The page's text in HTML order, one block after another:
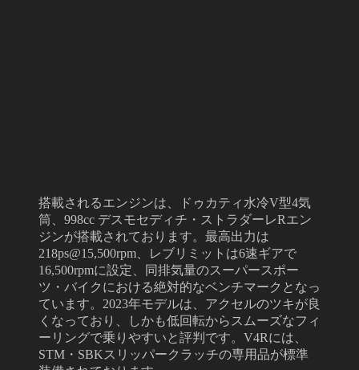
搭載されるエンジンは、ドゥカティ水冷V型4気
筒、998cc デスモセディチ・ストラダーレRエン
ジンが搭載されております。最高出力は
218ps@15,500rpm、レブリミットは6速ギアで
16,500rpmに設定、同排気量のスーパースポー
ツ・バイクにおける絶対的なベンチマークとなっ
ています。2023年モデルは、アクセルのツキが良
くなっており、しかも低回転からスムーズなフィ
ーリングで乗りやすいと評判です。V4Rには、
STM・SBKスリッパークラッチの専用品が標準